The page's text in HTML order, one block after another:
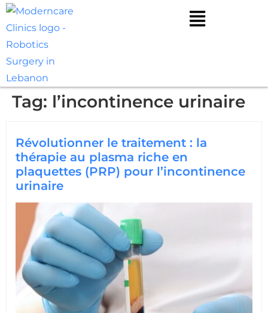
Tag: l’incontinence urinaire
Révolutionner le traitement : la
thérapie au plasma riche en
plaquettes (PRP) pour l’incontinence
urinaire